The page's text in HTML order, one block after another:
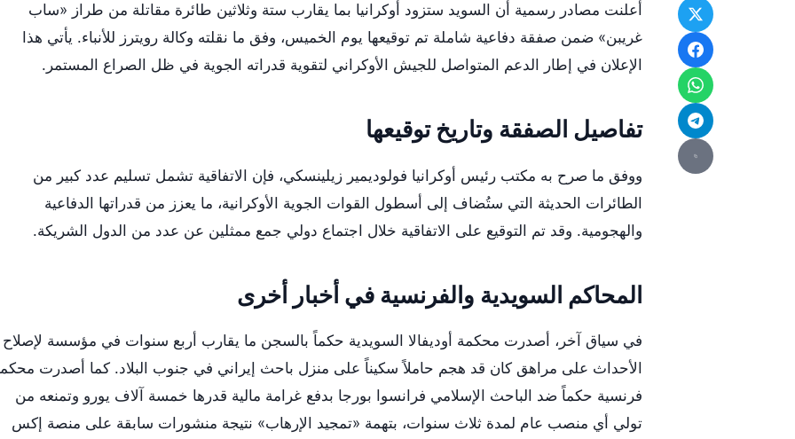
أعلنت مصادر رسمية أن السويد ستزود أوكرانيا بما يقارب ستة وثلاثين طائرة مقاتلة من طراز «ساب
غريبن» ضمن صفقة دفاعية شاملة تم توقيعها يوم الخميس، وفق ما نقلته وكالة رويترز للأنباء. يأتي هذا
الإعلان في إطار الدعم المتواصل للجيش الأوكراني لتقوية قدراته الجوية في ظل الصراع المستمر.
تفاصيل الصفقة وتاريخ توقيعها
ووفق ما صرح به مكتب رئيس أوكرانيا فولوديمير زيلينسكي، فإن الاتفاقية تشمل تسليم عدد كبير من
الطائرات الحديثة التي ستُضاف إلى أسطول القوات الجوية الأوكرانية، ما يعزز من قدراتها الدفاعية
والهجومية. وقد تم التوقيع على الاتفاقية خلال اجتماع دولي جمع ممثلين عن عدد من الدول الشريكة.
المحاكم السويدية والفرنسية في أخبار أخرى
في سياق آخر، أصدرت محكمة أوديفالا السويدية حكماً بالسجن ما يقارب أربع سنوات في مؤسسة لإصلاح
الأحداث على مراهق كان قد هجم حاملاً سكيناً على منزل باحث إيراني في جنوب البلاد. كما أصدرت
فرنسية حكماً ضد الباحث الإسلامي فرانسوا بورجا بدفع غرامة مالية قدرها خمسة آلاف يورو وتمنعه من
تولي أي منصب عام لمدة ثلاث سنوات، بتهمة «تمجيد الإرهاب» نتيجة منشورات سابقة على منصة إكس